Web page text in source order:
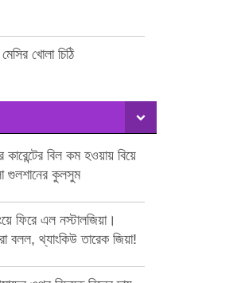
খোলা চিঠি
কারেন্টের বিল কম হওয়ায় বিয়ে
গুলশানের কুলসুম
ফিরে এল নস্টালজিয়া।
বলল, থ্যাংকিউ তারেক জিয়া!